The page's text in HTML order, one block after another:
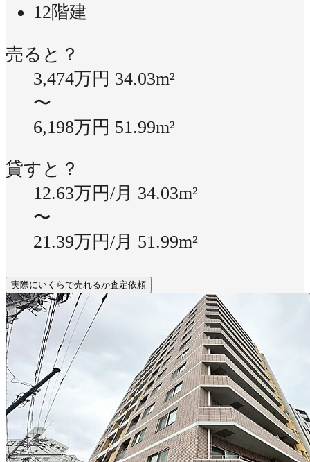
12階建
売ると？
3,474万円 34.03m²
〜
6,198万円 51.99m²
貸すと？
12.63万円/月 34.03m²
〜
21.39万円/月 51.99m²
実際にいくらで売れるか査定依頼